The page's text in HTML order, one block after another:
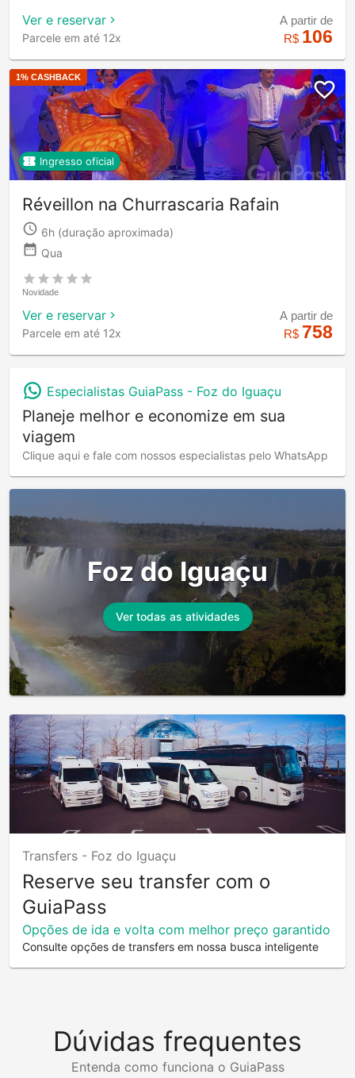
Ver e reservar
Parcele em até 12x
A partir de
R$ 106
1% CASHBACK
Ingresso oficial
Réveillon na Churrascaria Rafain
6h (duração aproximada)
Qua
Novidade
Ver e reservar
Parcele em até 12x
A partir de
R$ 758
Especialistas GuiaPass - Foz do Iguaçu
Planeje melhor e economize em sua
viagem
Clique aqui e fale com nossos especialistas pelo WhatsApp
Foz do Iguaçu
Ver todas as atividades
Transfers - Foz do Iguaçu
Reserve seu transfer com o
GuiaPass
Opções de ida e volta com melhor preço garantido
Consulte opções de transfers em nossa busca inteligente
Dúvidas frequentes
Entenda como funciona o GuiaPass